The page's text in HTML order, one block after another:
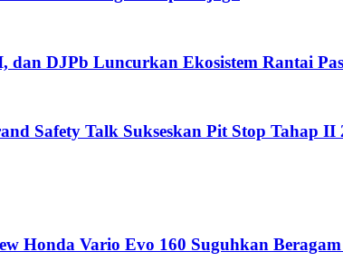
dan DJPb Luncurkan Ekosistem Rantai
Safety Talk Sukseskan Pit Stop Tahap II
Honda Vario Evo 160 Suguhkan